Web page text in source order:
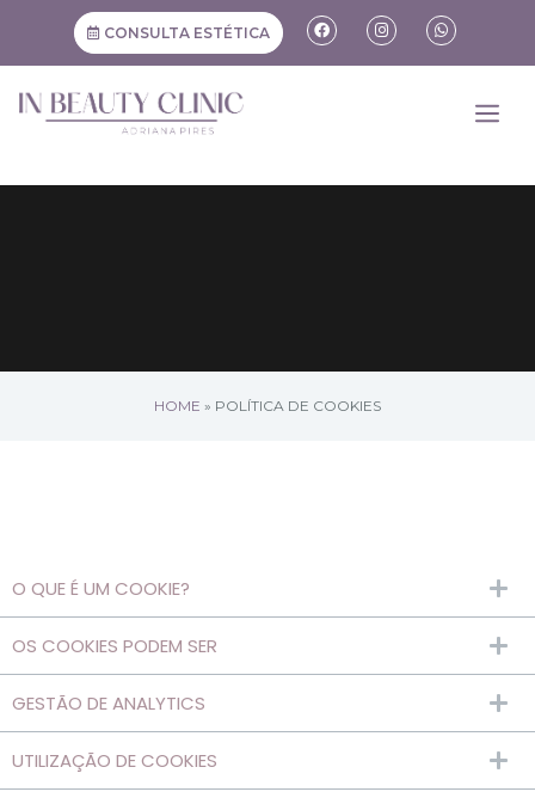
CONSULTA ESTÉTICA
HOME » POLÍTICA DE COOKIES
O QUE É UM COOKIE?
OS COOKIES PODEM SER
‍GESTÃO DE ANALYTICS
UTILIZAÇÃO DE COOKIES